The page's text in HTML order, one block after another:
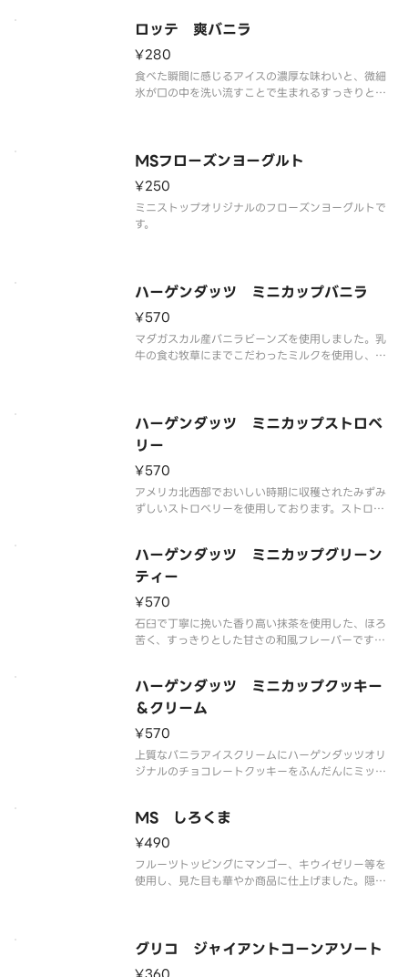
ロッテ 爽バニラ
¥280
食べた瞬間に感じるアイスの濃厚な味わいと、微細
氷が口の中を洗い流すことで生まれるすっきりとし
※品質に配慮して配送いたしますが、商品性質上溶
MSフローズンヨーグルト
¥250
ミニストップオリジナルのフローズンヨーグルトで
す。
ハーゲンダッツ ミニカップバニラ
¥570
マダガスカル産バニラビーンズを使用しました。乳
牛の食む牧草にまでこだわったミルクを使用し、ハ
※品質に配慮して配送いたしますが、商品性質上溶
解の可
ハーゲンダッツ ミニカップストロベ
リー
¥570
アメリカ北西部でおいしい時期に収穫されたみずみ
ずしいストロベリーを使用しております。ストロベ
※品質に配慮して配送いたしますが、商品性質上溶
解の可能性もございます。ご了承の
ハーゲンダッツ ミニカップグリーン
ティー
¥570
石臼で丁寧に挽いた香り高い抹茶を使用した、ほろ
苦く、すっきりとした甘さの和風フレーバーです。
※品質に配慮して配送いたしますが、商品性質上溶
解の可能性もございます。ご了承の上ご注文くださ
ハーゲンダッツ ミニカップクッキー
＆クリーム
¥570
上質なバニラアイスクリームにハーゲンダッツオリ
ジナルのチョコレートクッキーをふんだんにミック
ます。
※品質に配慮して配送いたしますが、商品性質上溶
解の可能性もございます
MS しろくま
¥490
フルーツトッピングにマンゴー、キウイゼリー等を
使用し、見た目も華やか商品に仕上げました。隠し
解の可能性もございます。ご了承の上ご注文くださ
グリコ ジャイアントコーンアソート